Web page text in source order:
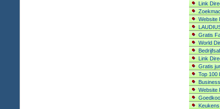
Link
Website
Gratis
World
Link
Gratis
Top 100
Website